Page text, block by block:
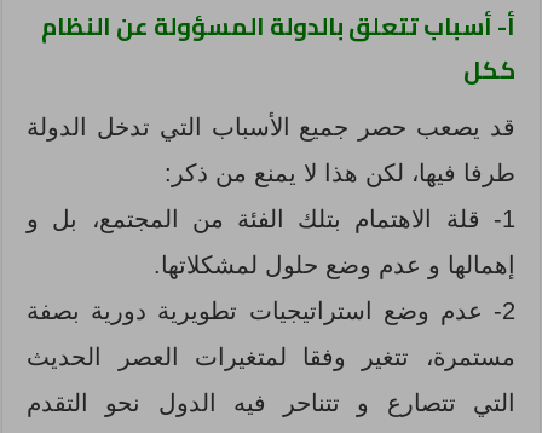
أ- أسباب تتعلق بالدولة المسؤولة عن النظام
ككل
قد يصعب حصر جميع الأسباب التي تدخل الدولة
طرفا فيها، لكن هذا لا يمنع من ذكر:
1- قلة الاهتمام بتلك الفئة من المجتمع، بل و
إهمالها و عدم وضع حلول لمشكلاتها.
2- عدم وضع استراتيجيات تطويرية دورية بصفة
مستمرة، تتغير وفقا لمتغيرات العصر الحديث
التي تتصارع و تتناحر فيه الدول نحو التقدم